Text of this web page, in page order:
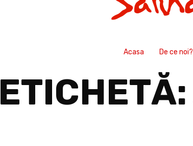
Acasa De ce noi?
ETICHETĂ: